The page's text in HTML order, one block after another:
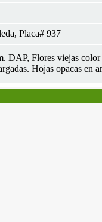
Placa# 937
DAP, Flores viejas color
Hojas opacas en